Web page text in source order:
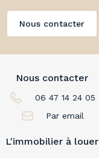
Nous contacter
L'immobilier à louer
Nous contacter
06 47 14 24 05
Par email